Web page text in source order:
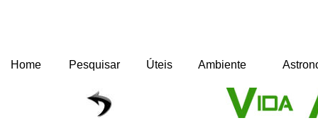
Home Pesquisar Úteis Ambiente